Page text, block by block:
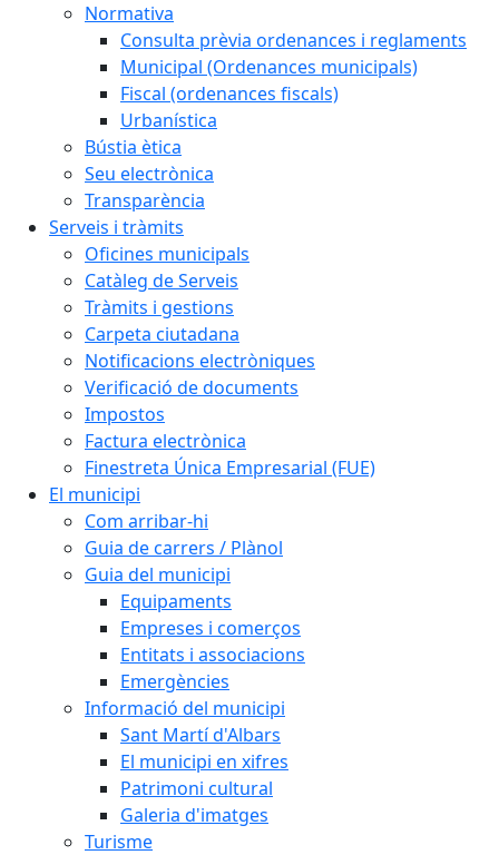
Normativa
Consulta prèvia ordenances i reglaments
Municipal (Ordenances municipals)
Fiscal (ordenances fiscals)
Urbanística
Bústia ètica
Seu electrònica
Transparència
Serveis i tràmits
Oficines municipals
Catàleg de Serveis
Tràmits i gestions
Carpeta ciutadana
Notificacions electròniques
Verificació de documents
Impostos
Factura electrònica
Finestreta Única Empresarial (FUE)
El municipi
Com arribar-hi
Guia de carrers / Plànol
Guia del municipi
Equipaments
Empreses i comerços
Entitats i associacions
Emergències
Informació del municipi
Sant Martí d'Albars
El municipi en xifres
Patrimoni cultural
Galeria d'imatges
Turisme